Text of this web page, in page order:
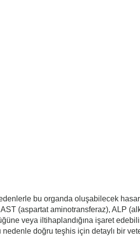
bu organda oluşabilecek
(aspartat aminotransferaz), ALP
veya iltihaplandığına işaret
doğru teşhis için detaylı bir